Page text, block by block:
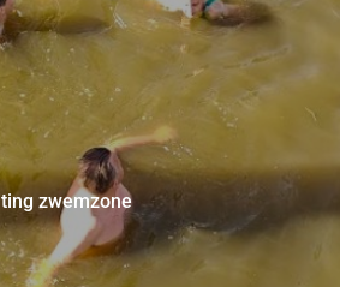
zwemzone